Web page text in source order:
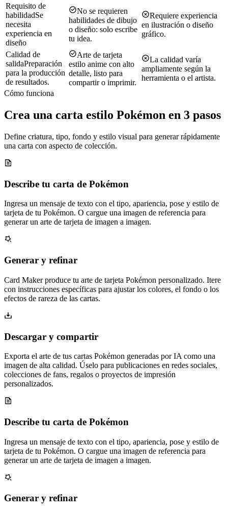
Requisito de
habilidadSe
necesita
experiencia en
diseño
No se requieren
habilidades de dibujo
o diseño: solo escribe
tu idea.
Requiere experiencia
en ilustración o diseño
gráfico.
Calidad de
salidaPreparación
para la producción
de resultados.
Arte de tarjeta
estilo anime con alto
detalle, listo para
compartir o imprimir.
La calidad varía
ampliamente según la
herramienta o el artista.
Cómo funciona
Crea una carta estilo Pokémon en 3 pasos
Define criatura, tipo, fondo y estilo visual para generar rápidamente
una carta con aspecto de colección.
Describe tu carta de Pokémon
Ingresa un mensaje de texto con el tipo, apariencia, pose y estilo de
tarjeta de tu Pokémon. O cargue una imagen de referencia para
generar un arte de tarjeta de imagen a imagen.
Generar y refinar
Card Maker produce tu arte de tarjeta Pokémon personalizado. Itere
con instrucciones específicas para ajustar los colores, el fondo o los
efectos de rareza de las cartas.
Descargar y compartir
Exporta el arte de tus cartas Pokémon generadas por IA como una
imagen de alta calidad. Úselo para publicaciones en redes sociales,
colecciones de fans, regalos o proyectos de impresión
personalizados.
Describe tu carta de Pokémon
Ingresa un mensaje de texto con el tipo, apariencia, pose y estilo de
tarjeta de tu Pokémon. O cargue una imagen de referencia para
generar un arte de tarjeta de imagen a imagen.
Generar y refinar